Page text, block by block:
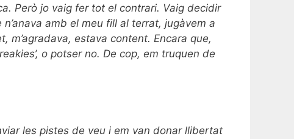
Però jo vaig fer tot el contrari. Vaig decidir
amb el meu fill al terrat, jugàvem a
estava content. Encara que,
o potser no. De cop, em truquen de
les pistes de veu i em van donar llibertat